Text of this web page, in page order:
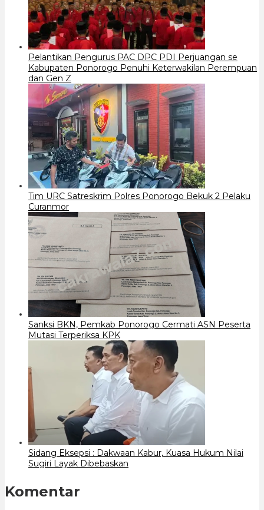
Pelantikan Pengurus PAC DPC PDI Perjuangan se
Kabupaten Ponorogo Penuhi Keterwakilan Perempuan
dan Gen Z
Tim URC Satreskrim Polres Ponorogo Bekuk 2 Pelaku
Curanmor
Sanksi BKN, Pemkab Ponorogo Cermati ASN Peserta
Mutasi Terperiksa KPK
Sidang Eksepsi : Dakwaan Kabur, Kuasa Hukum Nilai
Sugiri Layak Dibebaskan
Komentar